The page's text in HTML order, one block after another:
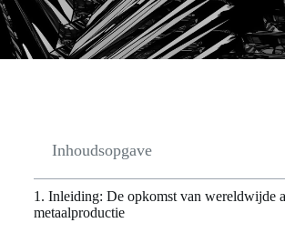
Inhoudsopgave
1. Inleiding: De opkomst van wereldwijde
metaalproductie